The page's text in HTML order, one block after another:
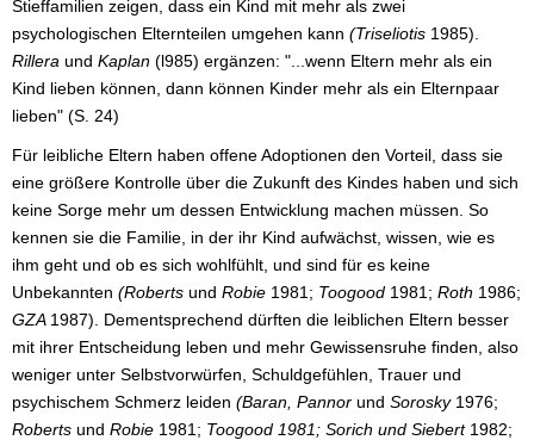
Stieffamilien zeigen, dass ein Kind mit mehr als zwei
psychologischen Elternteilen umgehen kann (Triseliotis 1985).
Rillera und Kaplan (l985) ergänzen: "...wenn Eltern mehr als ein
Kind lieben können, dann können Kinder mehr als ein Elternpaar
lieben" (S. 24)
Für leibliche Eltern haben offene Adoptionen den Vorteil, dass sie
eine größere Kontrolle über die Zukunft des Kindes haben und sich
keine Sorge mehr um dessen Entwicklung machen müssen. So
kennen sie die Familie, in der ihr Kind aufwächst, wissen, wie es
ihm geht und ob es sich wohlfühlt, und sind für es keine
Unbekannten (Roberts und Robie 1981; Toogood 1981; Roth 1986;
GZA 1987). Dementsprechend dürften die leiblichen Eltern besser
mit ihrer Entscheidung leben und mehr Gewissensruhe finden, also
weniger unter Selbstvorwürfen, Schuldgefühlen, Trauer und
psychischem Schmerz leiden (Baran, Pannor und Sorosky 1976;
Roberts und Robie 1981; Toogood 1981; Sorich und Siebert 1982;